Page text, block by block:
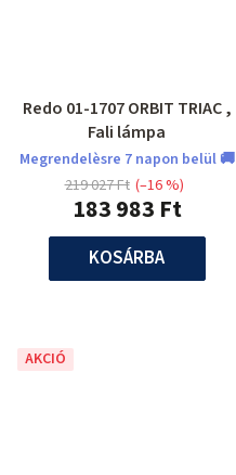
Redo 01-1707 ORBIT TRIAC ,
Fali lámpa
Megrendelèsre 7 napon belül 🚚
183 983 Ft
219 027 Ft (–16 %)
KOSÁRBA
AKCIÓ